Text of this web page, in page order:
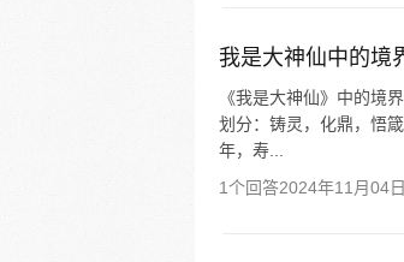
我是大神仙中的境
《我是大神仙》中的
划分：铸灵，化鼎，悟
年，寿...
1个回答2024年11月04